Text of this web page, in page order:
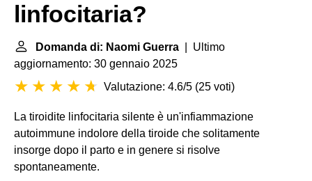
linfocitaria?
Domanda di: Naomi Guerra | Ultimo
aggiornamento: 30 gennaio 2025
Valutazione: 4.6/5 (25 voti)
La tiroidite linfocitaria silente è un'infiammazione
autoimmune indolore della tiroide che solitamente
insorge dopo il parto e in genere si risolve
spontaneamente.